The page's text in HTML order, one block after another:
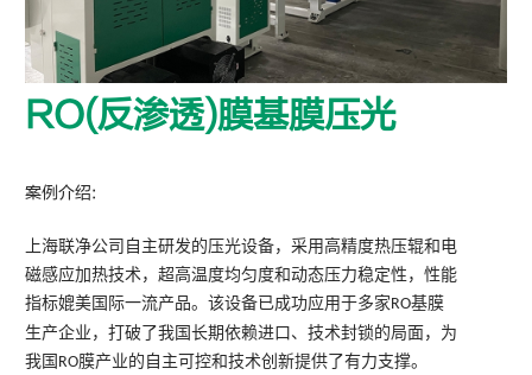
RO(反渗透)膜基膜压光
案例介绍:
上海联净公司自主研发的压光设备，采用高精度热压辊和电
磁感应加热技术，超高温度均匀度和动态压力稳定性，性能
指标媲美国际一流产品。该设备已成功应用于多家 RO基膜
生产企业，打破了我国长期依赖进口、技术封锁的局面，为
我国 RO膜产业的自主可控和技术创新提供了有力支撑。